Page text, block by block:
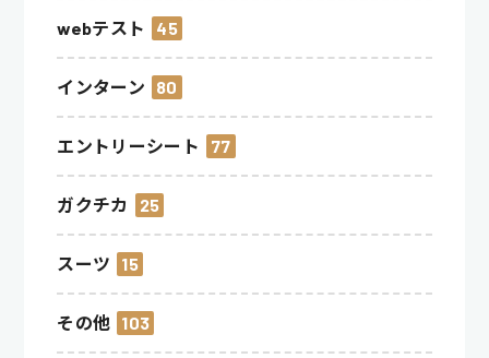
webテスト 45
インターン 80
エントリーシート 77
ガクチカ 25
スーツ 15
その他 103